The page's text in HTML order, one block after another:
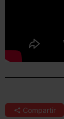
Compartir